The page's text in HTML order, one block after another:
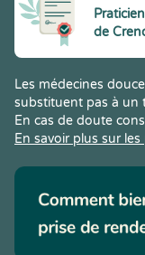
de
Les médecines
substituent pas à un
En cas de doute
En savoir plus sur